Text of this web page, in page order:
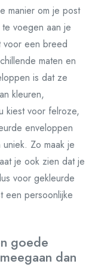
manier om je post
voegen aan je
voor een breed
maten en
is dat ze
kleuren,
kiest voor felroze,
enveloppen
Zo maak je
je ook zien dat je
voor gekleurde
een persoonlijke
goede
dan